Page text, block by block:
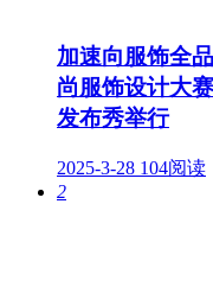
加速向服饰全
尚服饰设计大
发布秀举行
2025-3-28 104阅读
2